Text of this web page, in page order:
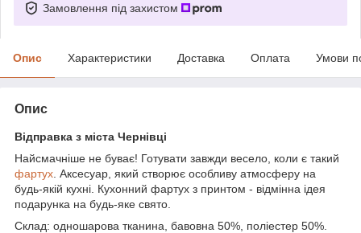
Замовлення під захистом
Опис Характеристики Доставка Оплата Умови
Опис
Відправка з міста Чернівці
Найсмачніше не буває! Готувати завжди весело, коли є такий
фартух . Аксесуар, який створює особливу атмосферу на
будь-якій кухні. Кухонний фартух з принтом - відмінна ідея
подарунка на будь-яке свято.
Склад: одношарова тканина, бавовна 50%, поліестер 50%.